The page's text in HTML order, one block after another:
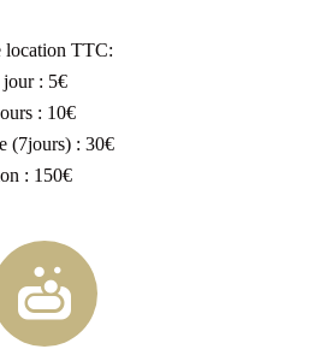
location TTC:
jour : 5€
: 10€
(7jours) : 30€
: 150€